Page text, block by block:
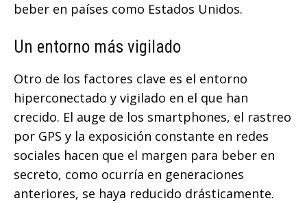
beber en países como Estados Unidos.
Un entorno más vigilado
Otro de los factores clave es el entorno
hiperconectado y vigilado en el que han
crecido. El auge de los smartphones, el rastreo
por GPS y la exposición constante en redes
sociales hacen que el margen para beber en
secreto, como ocurría en generaciones
anteriores, se haya reducido drásticamente.